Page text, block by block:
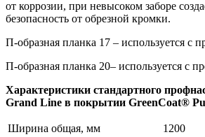
от коррозии, при невысоком заборе
безопасность от обрезной кромки.
П-образная планка 17 – используется с
П-образная планка 20– используется с
Характеристики стандартного
Grand Line в покрытии GreenCoat®
Ширина общая, мм
1200